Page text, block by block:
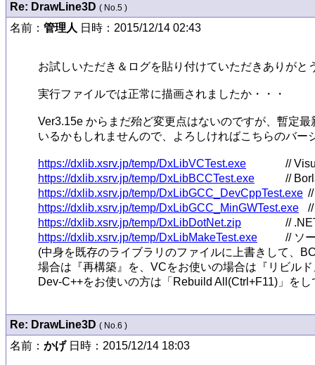
Re: DrawLine3D ( No.5 )
名前： 管理人 日時：2015/12/14 02:43
お試しいただき＆ログを貼り付けていただきありがと
実行ファイルでは正常に描画されましたか・・・
Ver3.15e からまだ殆ど変更点はないのですが、暫定
いるかもしれませんので、よろしければこちらのバ
https://dxlib.xsrv.jp/temp/DxLibVCTest.exe
https://dxlib.xsrv.jp/temp/DxLibBCCTest.exe
https://dxlib.xsrv.jp/temp/DxLibGCC_DevCppTest.exe
https://dxlib.xsrv.jp/temp/DxLibGCC_MinGWTest.exe
https://dxlib.xsrv.jp/temp/DxLibDotNet.zip
https://dxlib.xsrv.jp/temp/DxLibMakeTest.exe
// ソ
(中身を既存のライブラリのファイルに上書きして、
場合は『再構築』を、VCをお使いの場合は『リビル
Dev-C++をお使いの方は「Rebuild All(Ctrl+F11)」をし
Re: DrawLine3D ( No.6 )
名前： かげ日時：2015/12/14 18:03